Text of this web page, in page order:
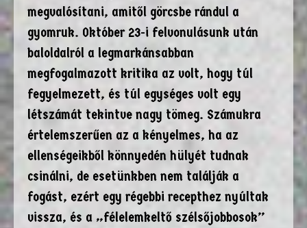
megvalósítani, amitől görcsbe rándul a
gyomruk. Október 23-i felvonulásunk után
baloldalról a legmarkánsabban
megfogalmazott kritika az volt, hogy túl
fegyelmezett, és túl egységes volt egy
létszámát tekintve nagy tömeg. Számukra
értelemszerűen az a kényelmes, ha az
ellenségeikből könnyedén hülyét tudnak
csinálni, de esetünkben nem találják a
fogást, ezért egy régebbi recepthez nyúltak
vissza, és a „félelemkeltő szélsőjobbosok”